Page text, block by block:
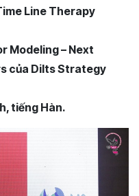
Line Therapy
Modeling – Next
của Dilts Strategy
tiếng Hàn.